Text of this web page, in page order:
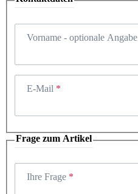
Vorname - optionale Angabe
E-Mail
Frage zum Artikel
Ihre Frage